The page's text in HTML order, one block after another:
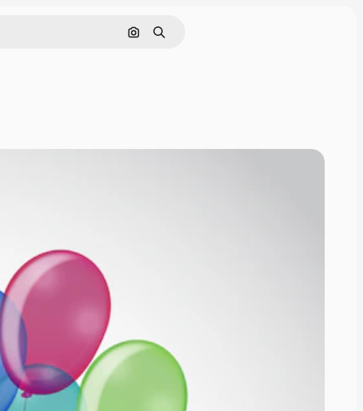
画像で検索
検索